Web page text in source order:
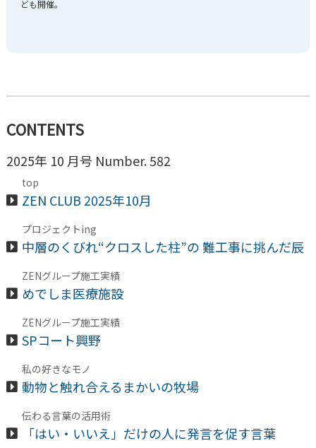
ども開催。
CONTENTS
2025年 10 月号 Number. 582
top
ZEN CLUB 2025年10月
プロジェクトing
中層のくびれ“クロスした柱”の 難工事に挑んだ辰
ZENグループ施工実績
めでしま医療施設
ZENグループ施工実績
SPコート興野
私の好きなモノ
動物と触れ合えるまかいの牧場
伝わる言葉の活用術
「はい・いいえ」だけの人に発言を促す言葉